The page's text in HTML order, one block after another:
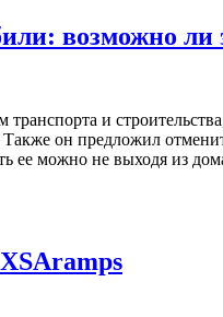
возможно ли
и
он предложил
ее можно не выходя из